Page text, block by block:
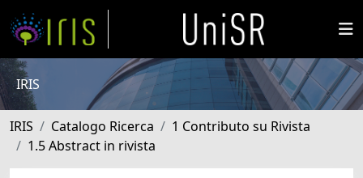
IRIS
IRIS Catalogo Ricerca
1 Contributo su Rivista
1.5 Abstract in rivista